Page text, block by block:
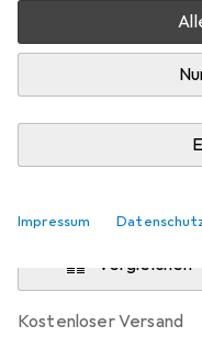
Impressum
596
Mo, 10.8. geliefert
Lieferort angeben
Vergleichen
kostenloser Versand